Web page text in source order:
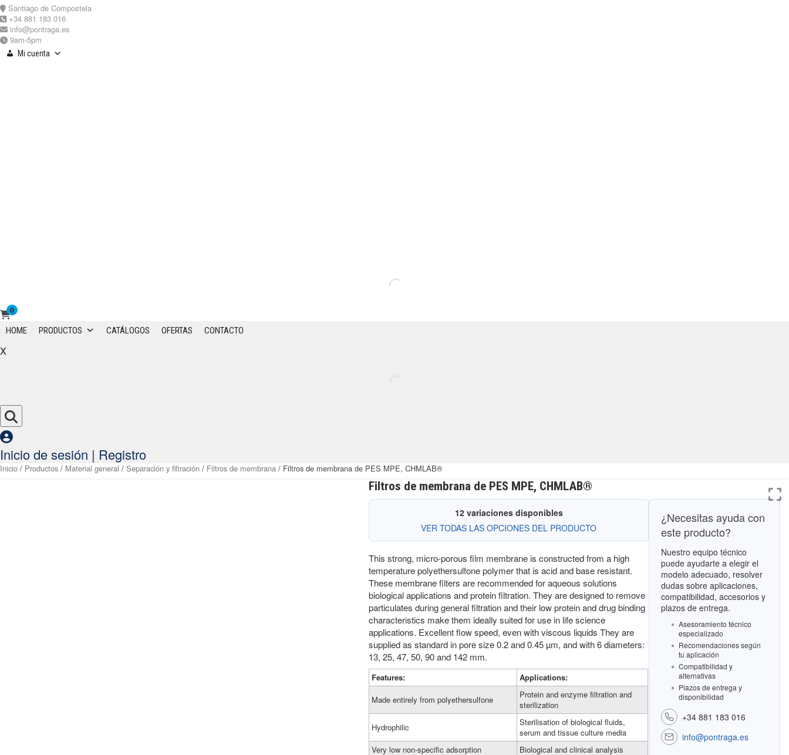
Skip
to
content
Santiago de Compostela
+34 881 183 016
info@pontraga.es
9am-5pm
Mi cuenta
0
Primary
HOME PRODUCTOS CATÁLOGOS OFERTAS CONTACTO
x
Inicio de sesión | Registro
Inicio / Productos / Material general / Separación y filtración / Filtros de membrana / Filtros de membrana de PES MPE, CHMLAB®
Filtros de membrana de PES MPE, CHMLAB®
12 variaciones disponibles
VER TODAS LAS OPCIONES DEL PRODUCTO
This strong, micro-porous film membrane is constructed from a high
temperature polyethersulfone polymer that is acid and base resistant.
These membrane filters are recommended for aqueous solutions
biological applications and protein filtration. They are designed to remove
particulates during general filtration and their low protein and drug binding
characteristics make them ideally suited for use in life science
applications. Excellent flow speed, even with viscous liquids They are
supplied as standard in pore size 0.2 and 0.45 µm, and with 6 diameters:
13, 25, 47, 50, 90 and 142 mm.
Features:
Applications:
Made entirely from polyethersulfone
Protein and enzyme filtration and
sterilization
Hydrophilic
Sterilisation of biological fluids,
serum and tissue culture media
Very low non-specific adsorption
Biological and clinical analysis
¿Necesitas ayuda con
este producto?
Nuestro equipo técnico
puede ayudarte a elegir el
modelo adecuado, resolver
dudas sobre aplicaciones,
compatibilidad, accesorios y
plazos de entrega.
Asesoramiento técnico
especializado
Recomendaciones según
tu aplicación
Compatibilidad y
alternativas
Plazos de entrega y
disponibilidad
+34 881 183 016
info@pontraga.es